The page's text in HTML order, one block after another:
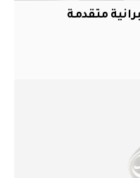
متقدمة